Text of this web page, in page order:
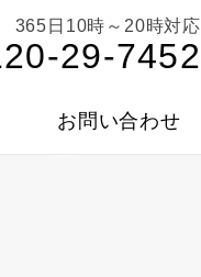
365日10時～20時対応
29-7452
お問い合わせ